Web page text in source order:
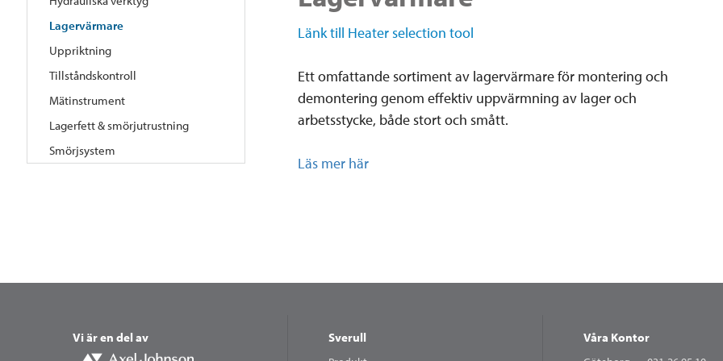
Lagervärmare
Uppriktning
Tillståndskontroll
Mätinstrument
Lagerfett & smörjutrustning
Smörjsystem
Länk till Heater selection tool
Ett omfattande sortiment av lagervärmare för montering och
demontering genom effektiv uppvärmning av lager och
arbetsstycke, både stort och smått.
Läs mer här
Vi är en del av Sverull Våra Kontor